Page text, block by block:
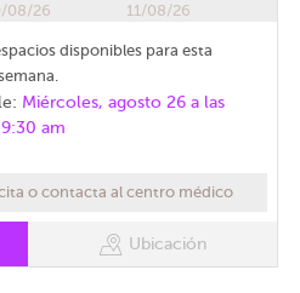
08/26
11/08/26
disponibles para esta
Miércoles, agosto 26 a las
am
o contacta al centro médico
Ubicación